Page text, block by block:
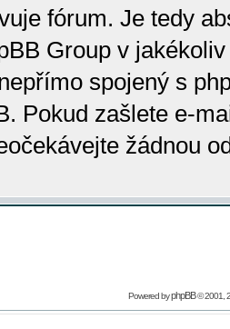
fórum. Je tedy
Group v
spojený s
Pokud zašlete e-
žádnou
Powered byphpBB© 2001,